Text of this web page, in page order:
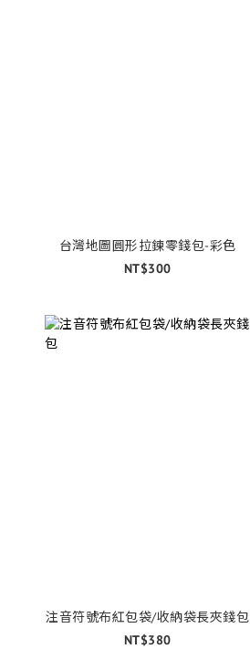
台灣地圖圓形拉鍊零錢包-彩色
NT$300
注音符號布紅包袋/收納袋長夾錢包
NT$380